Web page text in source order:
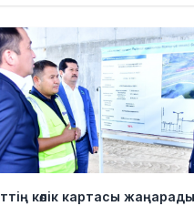
көлік картасы